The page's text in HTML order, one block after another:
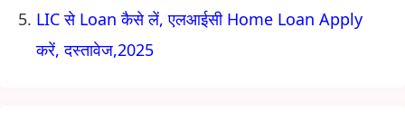
LIC से Loan कैसे लें, एलआईसी Home Loan Apply
करें, दस्तावेज,2025